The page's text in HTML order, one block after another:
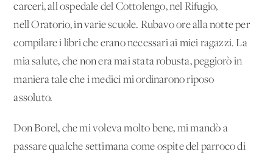
carceri, all'ospedale del Cottolengo, nel Rifugio,
nell'Oratorio, in varie scuole. Rubavo ore alla notte per
compilare i libri che erano necessari ai miei ragazzi. La
mia salute, che non era mai stata robusta, peggiorò in
maniera tale che i medici mi ordinarono riposo
assoluto.
Don Borel, che mi voleva molto bene, mi mandò a
passare qualche settimana come ospite del parroco di